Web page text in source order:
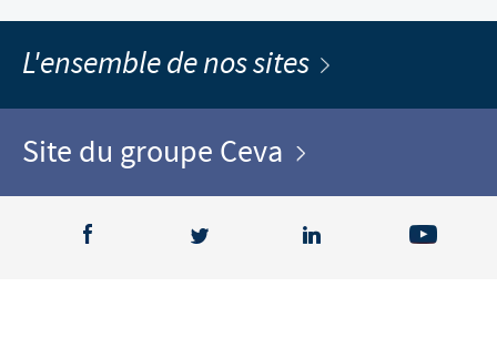
L'ensemble de nos sites
Site du groupe Ceva